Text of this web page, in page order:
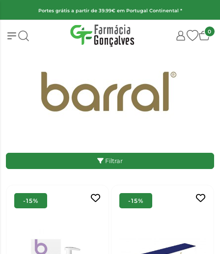
(Exceto fraldas, alimentação infantil e encomendas superiores a 2kg)
0
Filtrar
-15% -15%